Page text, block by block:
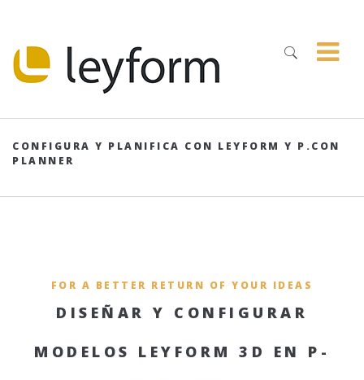
CONFIGURA Y PLANIFICA CON LEYFORM Y P.CON
PLANNER
FOR A BETTER RETURN OF YOUR IDEAS
DISEÑAR Y CONFIGURAR
MODELOS LEYFORM 3D EN P-